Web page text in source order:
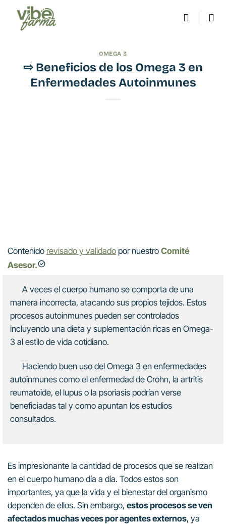
contenido
OMEGA 3
⇨ Beneficios de los Omega 3 en
Enfermedades Autoinmunes
Contenido revisado y validado por nuestro Comité
Asesor.
A veces el cuerpo humano se comporta de una
manera incorrecta, atacando sus propios tejidos. Estos
procesos autoinmunes pueden ser controlados
incluyendo una dieta y suplementación ricas en Omega-
3 al estilo de vida cotidiano.
Haciendo buen uso del Omega 3 en enfermedades
autoinmunes como el enfermedad de Crohn, la artritis
reumatoide, el lupus o la psoriasis podrían verse
beneficiadas tal y como apuntan los estudios
consultados.
Es impresionante la cantidad de procesos que se realizan
en el cuerpo humano día a día. Todos estos son
importantes, ya que la vida y el bienestar del organismo
dependen de ellos. Sin embargo, estos procesos se ven
afectados muchas veces por agentes externos, ya